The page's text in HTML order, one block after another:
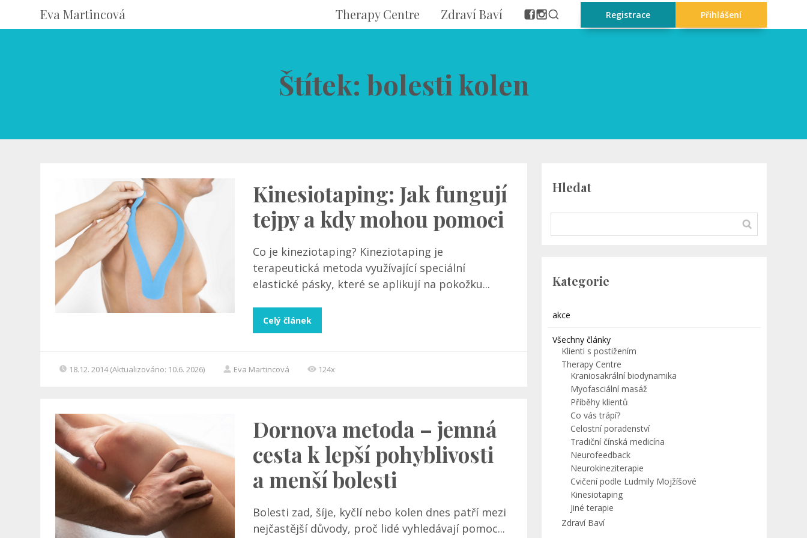
Eva Martincová Therapy Centre Zdraví Baví Registrace Přihlášení
Štítek: bolesti kolen
Kinesiotaping: Jak fungují
tejpy a kdy mohou pomoci
Co je kineziotaping? Kineziotaping je
terapeutická metoda využívající speciální
elastické pásky, které se aplikují na pokožku...
Celý článek
18.12. 2014 (Aktualizováno: 10.6. 2026) Eva Martincová 124x
Dornova metoda – jemná
cesta k lepší pohyblivosti
a menší bolesti
Bolesti zad, šíje, kyčlí nebo kolen dnes patří mezi
nejčastější důvody, proč lidé vyhledávají pomoc...
Hledat
Kategorie
akce
Všechny články
Klienti s postižením
Therapy Centre
Kraniosakrální biodynamika
Myofasciální masáž
Příběhy klientů
Co vás trápí?
Celostní poradenství
Tradiční čínská medicína
Neurofeedback
Neurokineziterapie
Cvičení podle Ludmily Mojžíšové
Kinesiotaping
Jiné terapie
Zdraví Baví